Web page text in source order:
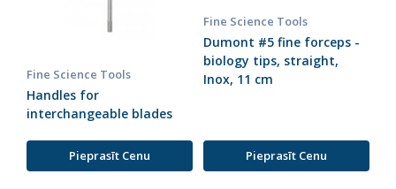
Fine Science Tools
Handles for
interchangeable blades
Pieprasīt Cenu
Fine Science Tools
Dumont #5 fine forceps -
biology tips, straight,
Inox, 11 cm
Pieprasīt Cenu